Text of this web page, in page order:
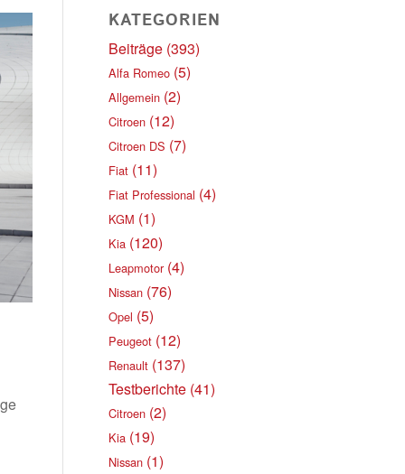
KATEGORIEN
Beiträge(393)
Alfa Romeo(5)
Allgemein(2)
Citroen(12)
Citroen DS (7)
Fiat(11)
Fiat Professional (4)
KGM (1)
Kia(120)
Leapmotor(4)
Nissan(76)
Opel (5)
Peugeot(12)
Renault(137)
Testberichte(41)
Citroen(2)
Kia(19)
Nissan(1)